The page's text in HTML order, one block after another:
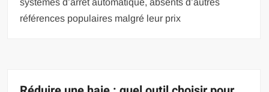
références populaires malgré leur prix